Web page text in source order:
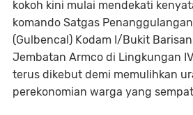
kokoh kini mulai mendekati
komando Satgas
(Gulbencal) Kodam I/Bukit
Jembatan Armco di Lingkungan
terus dikebut demi memulihkan
perekonomian warga yang